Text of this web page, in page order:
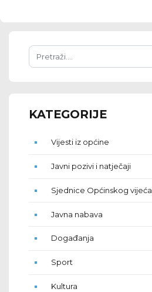
KATEGORIJE
Vijesti iz općine
Javni pozivi i natječaji
Sjednice Općinskog vijeća
Javna nabava
Događanja
Sport
Kultura